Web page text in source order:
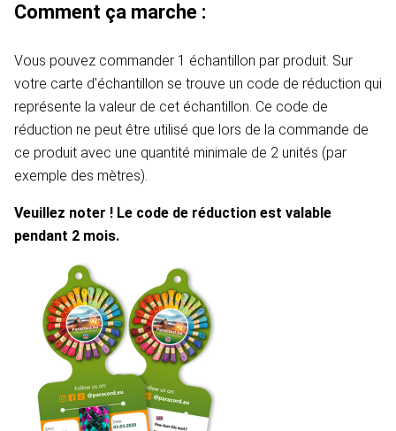
Comment ça marche :
Vous pouvez commander 1 échantillon par produit. Sur
votre carte d'échantillon se trouve un code de réduction qui
représente la valeur de cet échantillon. Ce code de
réduction ne peut être utilisé que lors de la commande de
ce produit avec une quantité minimale de 2 unités (par
exemple des mètres).
Veuillez noter ! Le code de réduction est valable
pendant 2 mois.